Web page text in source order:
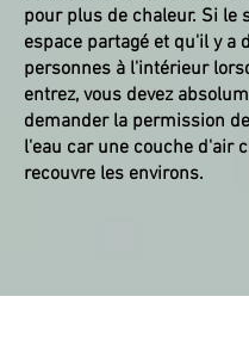
pour plus de chaleur. Si le
espace partagé et qu'il y a
personnes à l'intérieur
entrez, vous devez
demander la permission
l'eau car une couche d'air
recouvre les environs.